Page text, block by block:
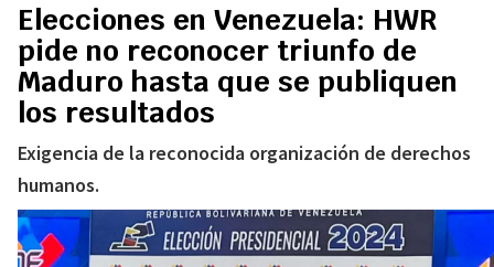
Elecciones en Venezuela: HWR
pide no reconocer triunfo de
Maduro hasta que se publiquen
los resultados
Exigencia de la reconocida organización de derechos
humanos.